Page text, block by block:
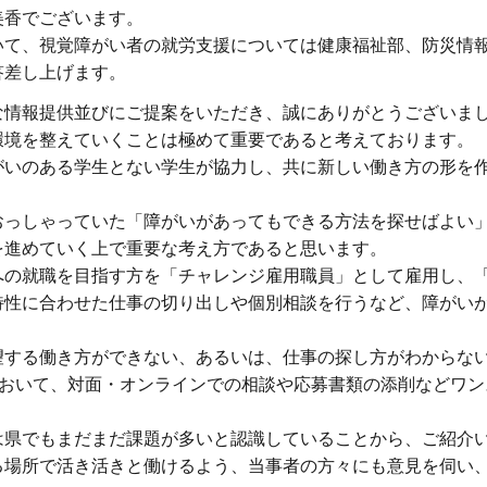
でございます。
、視覚障がい者の就労支援については健康福祉部、防災情
し上げます。
報提供並びにご提案をいただき、誠にありがとうございま
を整えていくことは極めて重要であると考えております。
のある学生とない学生が協力し、共に新しい働き方の形を
しゃっていた「障がいがあってもできる方法を探せばよい
めていく上で重要な考え方であると思います。
就職を目指す方を「チャレンジ雇用職員」として雇用し、
に合わせた仕事の切り出しや個別相談を行うなど、障がい
る働き方ができない、あるいは、仕事の探し方がわからな
いて、対面・オンラインでの相談や応募書類の添削などワ
でもまだまだ課題が多いと認識していることから、ご紹介
所で活き活きと働けるよう、当事者の方々にも意見を伺い